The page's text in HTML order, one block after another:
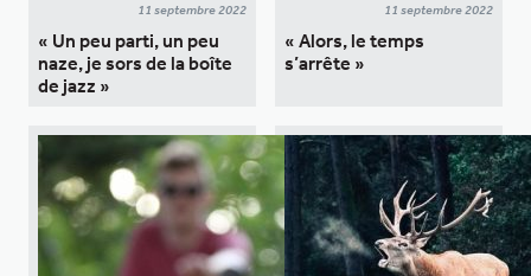
11 septembre 2022
« Un peu parti, un peu
naze, je sors de la boîte
de jazz »
11 septembre 2022
« Alors, le temps
s’arrête »